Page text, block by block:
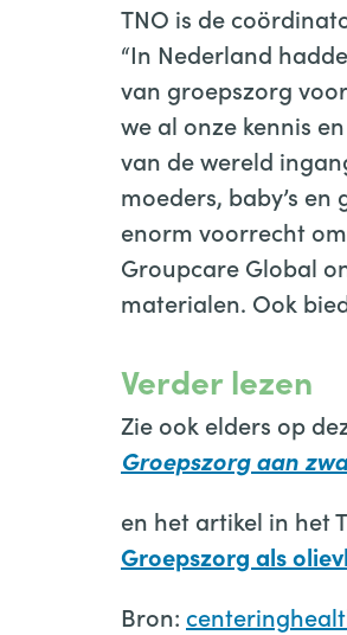
TNO is de
“In Nederland
van groepszorg
we al onze kennis
van de wereld
moeders, baby’s
enorm voorrecht
Groupcare Global
materialen. Ook
Verder lezen
Zie ook elders op
Groepszorg aan
en het artikel in het
Groepszorg als
Bron: